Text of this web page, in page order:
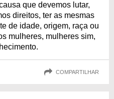
que devemos lutar,
direitos, ter as mesmas
de idade, origem, raça ou
mulheres, mulheres sim,
COMPARTILHAR